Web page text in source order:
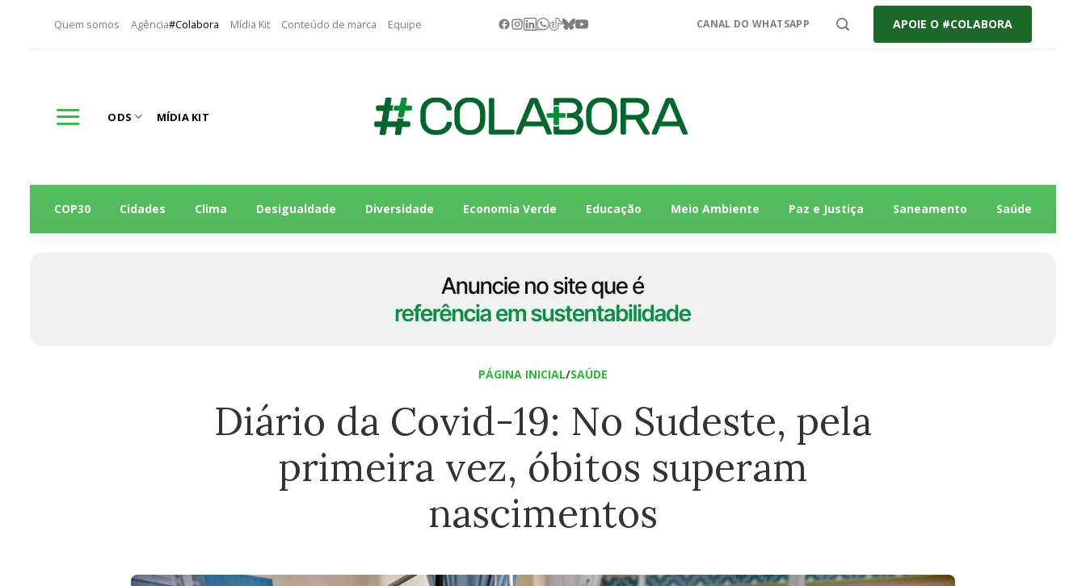
Quem somos Agência#Colabora Mídia Kit Conteúdo de marca Equipe CANAL DO WHATSAPP APOIE O #COLABORA
ODS MÍDIA KIT
COP30 Cidades Clima Desigualdade Diversidade Economia Verde Educação Meio Ambiente Paz e Justiça Saneamento Saúde
PÁGINA INICIAL/SAÚDE
Diário da Covid-19: No Sudeste, pela
primeira vez, óbitos superam
nascimentos